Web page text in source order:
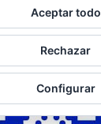
Aceptar todo
Rechazar
Configurar